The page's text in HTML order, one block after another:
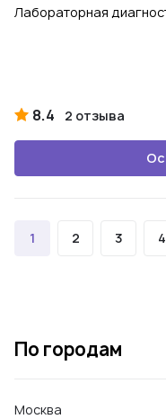
Лабораторная
8.4 2 отзыва
1 2 3 4
По городам
Москва